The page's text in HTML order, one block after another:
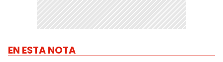
EN ESTA NOTA